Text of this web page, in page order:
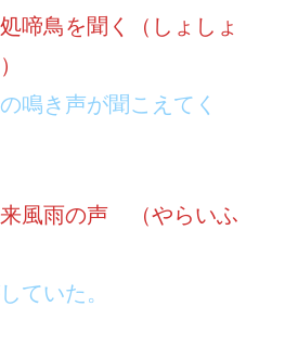
啼鳥を聞く（しょしょ
鳴き声が聞こえてく
風雨の声 （やらいふ
ていた。